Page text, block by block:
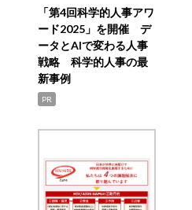
「第4回科学的人事アワ
ード2025」を開催 デ
ータとAIで変わる人事
戦略 科学的人事の最
新事例
PR